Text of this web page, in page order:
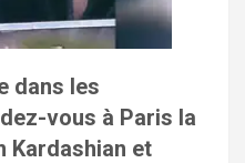
dans les
vous à Paris la
Kardashian et